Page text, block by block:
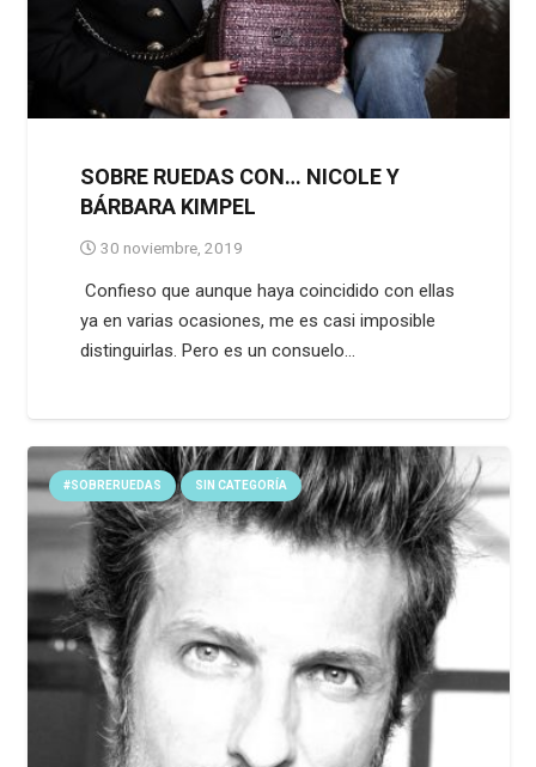
SOBRE RUEDAS CON… NICOLE Y
BÁRBARA KIMPEL
30 noviembre, 2019
Confieso que aunque haya coincidido con ellas
ya en varias ocasiones, me es casi imposible
distinguirlas. Pero es un consuelo…
#SOBRERUEDAS SIN CATEGORÍA